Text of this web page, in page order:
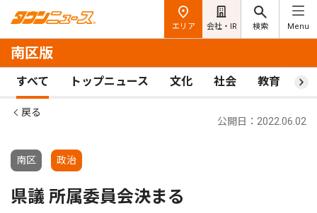
エリア 会社・IR 検索 Menu
南区版
すべて トップニュース 文化 社会 教育 ス
戻る
南区 政治
公開日：2022.06.02
県議 所属委員会決まる